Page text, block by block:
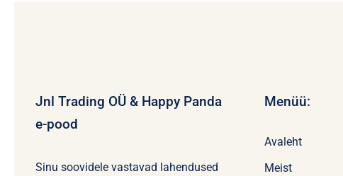
Jnl Trading OÜ & Happy Panda
e-pood
Sinu soovidele vastavad lahendused
Menüü:
Avaleht
Meist